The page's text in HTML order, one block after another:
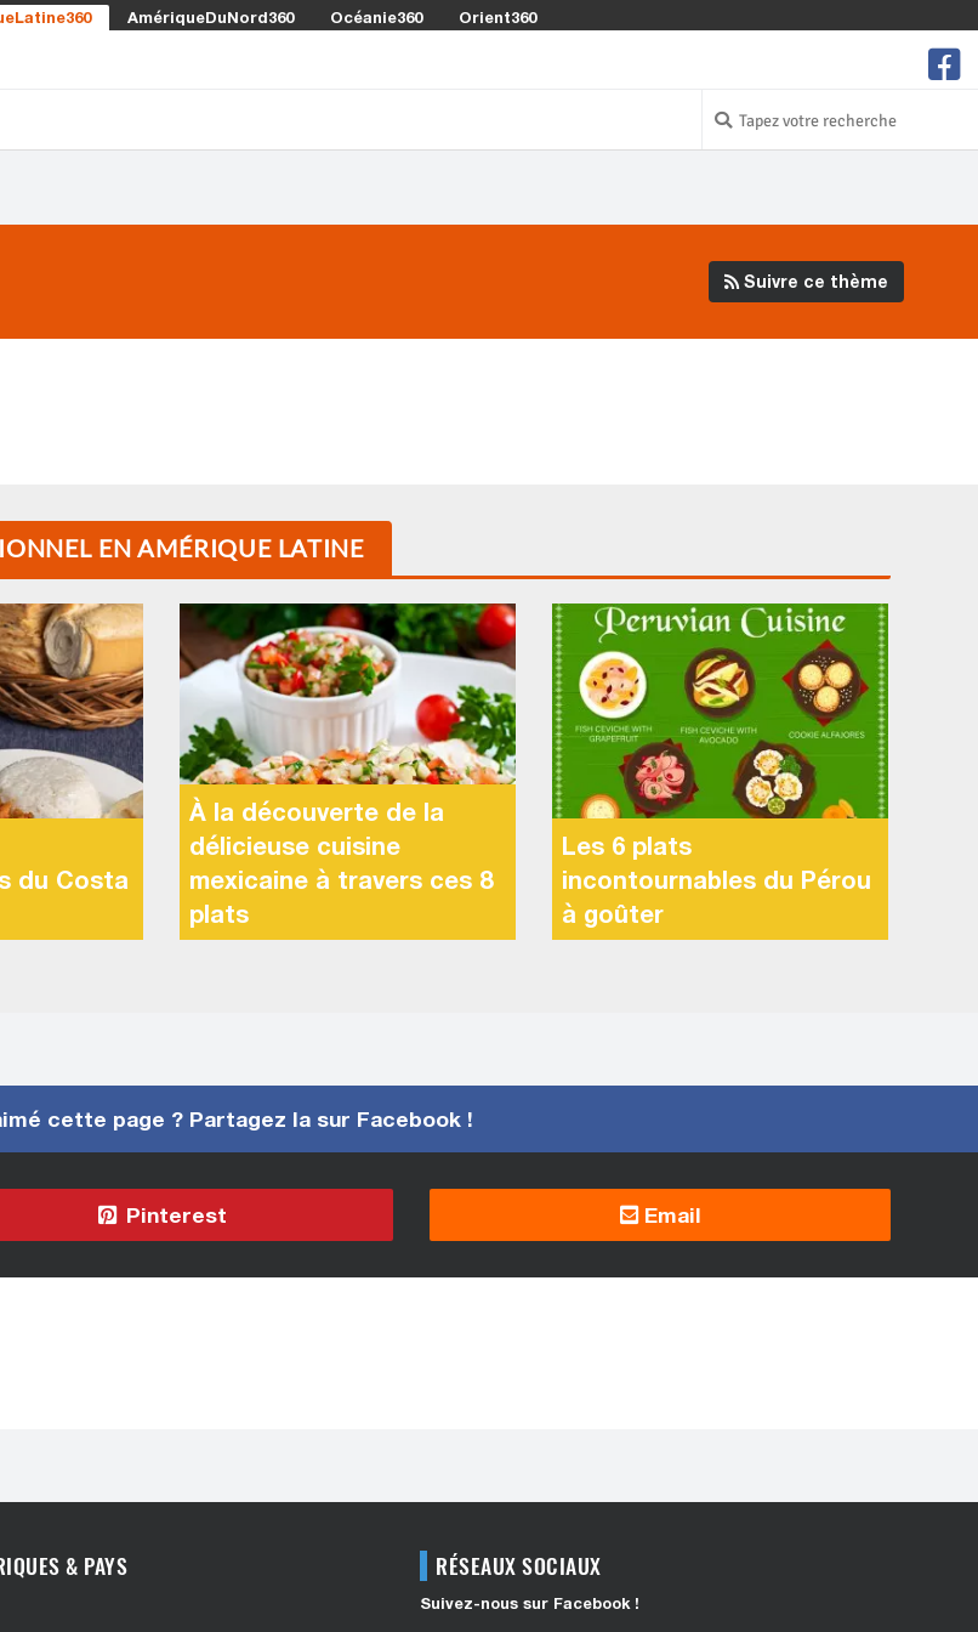
AmériqueDuNord360 Océanie360 Orient360
Suivre ce thème
EN AMÉRIQUE LATINE
du Costa
À la découverte de la
délicieuse cuisine
mexicaine à travers ces 8
plats
Les 6 plats
incontournables du Pérou
à goûter
cette page ? Partagez la sur Facebook !
Pinterest Email
& PAYS RÉSEAUX SOCIAUX
Suivez-nous sur Facebook !